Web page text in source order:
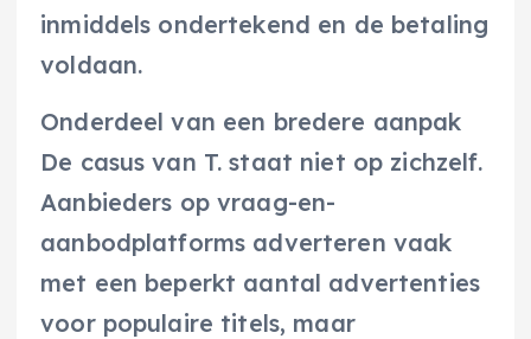
inmiddels ondertekend en de betaling
voldaan.
Onderdeel van een bredere aanpak
De casus van T. staat niet op zichzelf.
Aanbieders op vraag-en-
aanbodplatforms adverteren vaak
met een beperkt aantal advertenties
voor populaire titels, maar